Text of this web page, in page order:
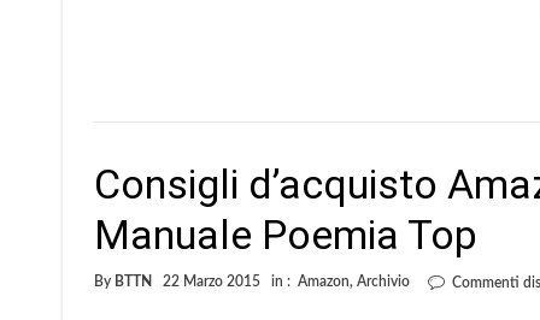
Consigli d’acquisto
Manuale Poemia Top
By BTTN 22 Marzo 2015 in : Amazon, Archivio Commenti